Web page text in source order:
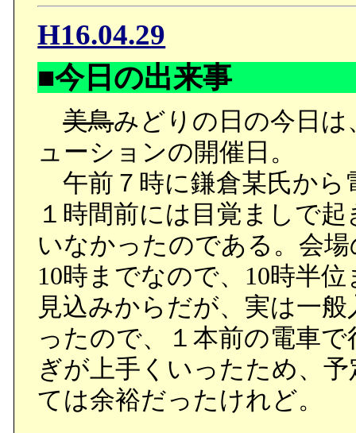
が、クレアは全ての罪を
としては異例に短いとは
た。
罰を受けたい気分だっ
語ったクレア。
自分が社会の一員になり
張ろうとしていたクレア
タナベがクレアの酸素ボ
苦しんでいた時、自分も
ャトルバスを見てタナベ
話す。
タナベのことが大嫌い
ンは愛の反対は無関心だ
判らないというクレア
H16.04.29
■今日の出来事
美鳥みどりの日の今日
ューションの開催日。
午前７時に鎌倉某氏から
１時間前には目覚ましで
いなかったのである。会
10時までなので、10時半
見込みからだが、実は一
ったので、１本前の電車
ぎが上手くいったため、
ては余裕だったけれど。